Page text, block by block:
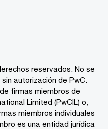
reservados. No se
autorización de PwC.
firmas miembros de
Limited (PwCIL) o,
miembros individuales
es una entidad jurídica